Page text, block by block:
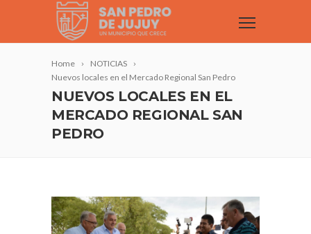
Home
NOTICIAS
Nuevos locales en el Mercado Regional San Pedro
NUEVOS LOCALES EN EL
MERCADO REGIONAL SAN
PEDRO